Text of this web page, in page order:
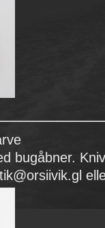
bugåbner.